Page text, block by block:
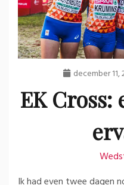
december 11,
EK Cross: